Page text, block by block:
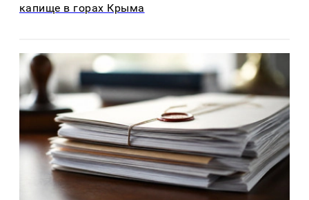
капище в горах Крыма